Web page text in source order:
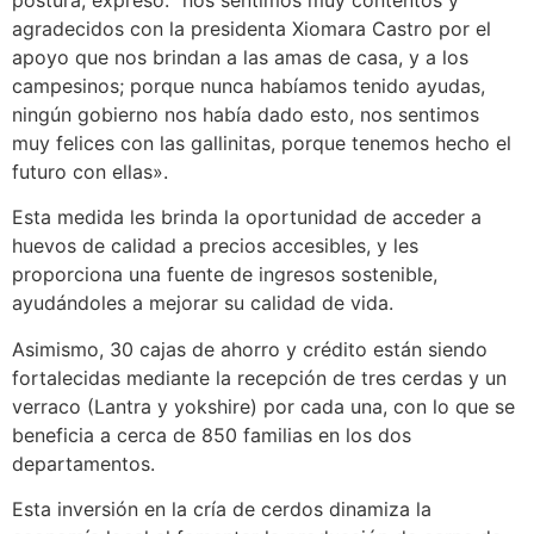
agradecidos con la presidenta Xiomara Castro por el
apoyo que nos brindan a las amas de casa, y a los
campesinos; porque nunca habíamos tenido ayudas,
ningún gobierno nos había dado esto, nos sentimos
muy felices con las gallinitas, porque tenemos hecho el
futuro con ellas».
Esta medida les brinda la oportunidad de acceder a
huevos de calidad a precios accesibles, y les
proporciona una fuente de ingresos sostenible,
ayudándoles a mejorar su calidad de vida.
Asimismo, 30 cajas de ahorro y crédito están siendo
fortalecidas mediante la recepción de tres cerdas y un
verraco (Lantra y yokshire) por cada una, con lo que se
beneficia a cerca de 850 familias en los dos
departamentos.
Esta inversión en la cría de cerdos dinamiza la